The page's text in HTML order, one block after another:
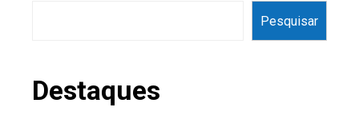
Pesquisar
Destaques